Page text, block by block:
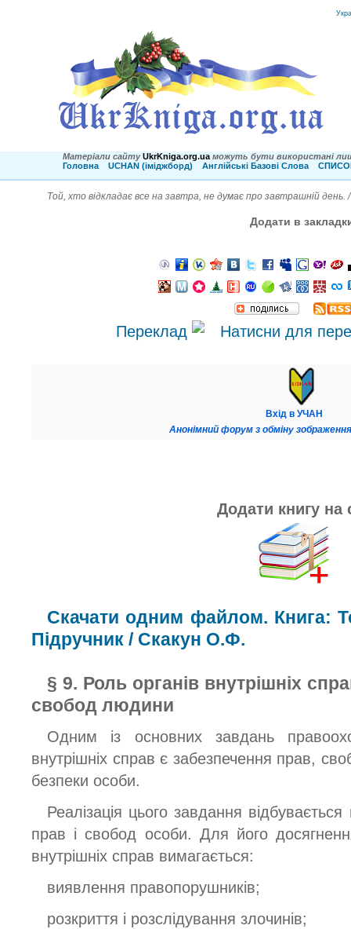
Матеріали сайту UkrKniga.org.ua можуть бути використані
Головна
UCHAN (іміджборд) Англійські Базові Слова
Той, хто відкладає все на завтра, не думає про завтрашній
Додати в
Переклад
Вхід в УЧАН
Анонімний форум з обміну
Додати книгу на
Скачати одним файлом. Книга:
Підручник / Скакун О.Ф.
§ 9. Роль органів внутрішніх
свобод людини
Одним із основних завдань
внутрішніх справ є забезпечення прав,
безпеки особи.
Реалізація цього завдання
прав і свобод особи. Для його досягнення
внутрішніх справ вимагається:
виявлення правопорушників;
розкриття і розслідування злочинів;